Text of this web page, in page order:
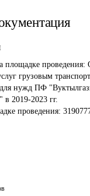
площадке проведения:
грузовым
для нужд ПФ
в 2019-2023 гг.
проведения: